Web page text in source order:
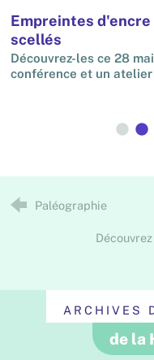
Empreintes
scellés
Découvrez-les ce 28
conférence et un atelier
Paléographie
ARCHIVES
de la